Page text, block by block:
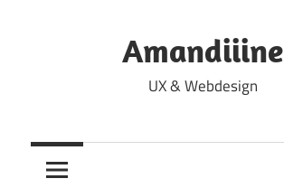
Amandiiine
UX & Webdesign